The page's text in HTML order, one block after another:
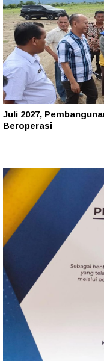
Juli 2027,
Beroperasi